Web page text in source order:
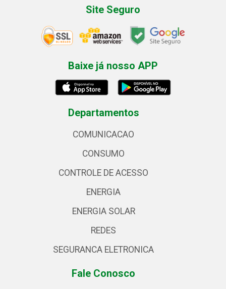
Site Seguro
Baixe já nosso APP
Departamentos
COMUNICACAO
CONSUMO
CONTROLE DE ACESSO
ENERGIA
ENERGIA SOLAR
REDES
SEGURANCA ELETRONICA
Fale Conosco